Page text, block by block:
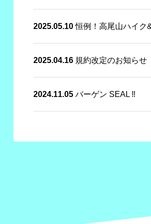
2025.05.10恒例！高尾山ハイク
2025.04.16 規約改定のお知らせ
2024.11.05 バーゲン SEAL ‼